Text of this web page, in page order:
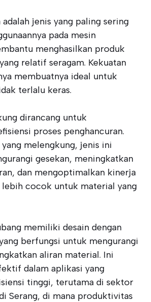
jenis yang paling sering
pada mesin
menghasilkan produk
relatif seragam. Kekuatan
membuatnya ideal untuk
terlalu keras.
dirancang untuk
proses penghancuran.
melengkung, jenis ini
gesekan, meningkatkan
dan mengoptimalkan kinerja
lebih cocok untuk material yang
memiliki desain dengan
berfungsi untuk mengurangi
aliran material. Ini
dalam aplikasi yang
tinggi, terutama di sektor
Serang, di mana produktivitas